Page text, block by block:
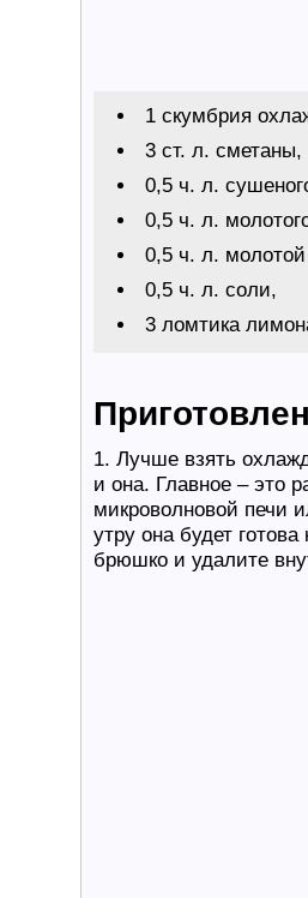
1 скумбрия
3 ст. л. сметаны,
0,5 ч. л.
0,5 ч. л.
0,5 ч. л. молотой
0,5 ч. л. соли,
3 ломтика
1. Лучше взять
и она. Главное – это
микроволновой печи
утру она будет
брюшко и удалите